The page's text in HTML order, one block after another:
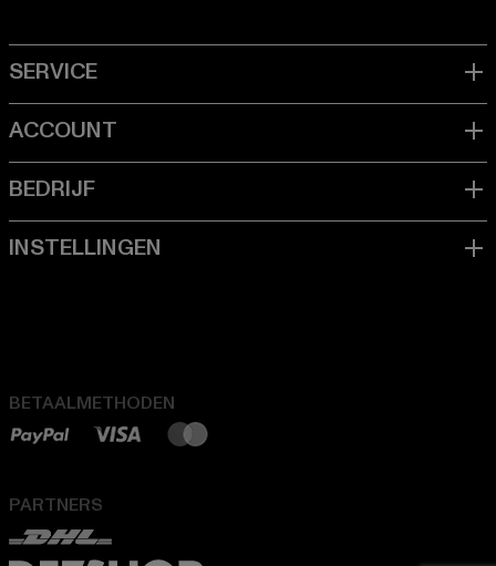
BETAALMETHODEN
PARTNERS